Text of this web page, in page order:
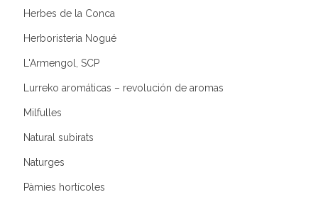
Herbes de la Conca
Herboristeria Nogué
L'Armengol, SCP
Lurreko aromáticas – revolución de aromas
Milfulles
Natural subirats
Naturges
Pàmies hortícoles